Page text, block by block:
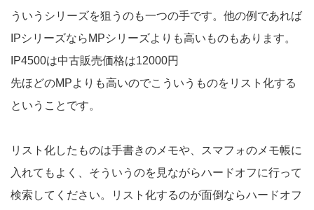
ういうシリーズを狙うのも一つの手です。他の例であれば
IPシリーズならMPシリーズよりも高いものもあります。
IP4500は中古販売価格は12000円
先ほどのMPよりも高いのでこういうものをリスト化する
ということです。
リスト化したものは手書きのメモや、スマフォのメモ帳に
入れてもよく、そういうのを見ながらハードオフに行って
検索してください。リスト化するのが面倒ならハードオフ